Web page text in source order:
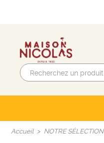
Accueil NOTRE SÉLECTION